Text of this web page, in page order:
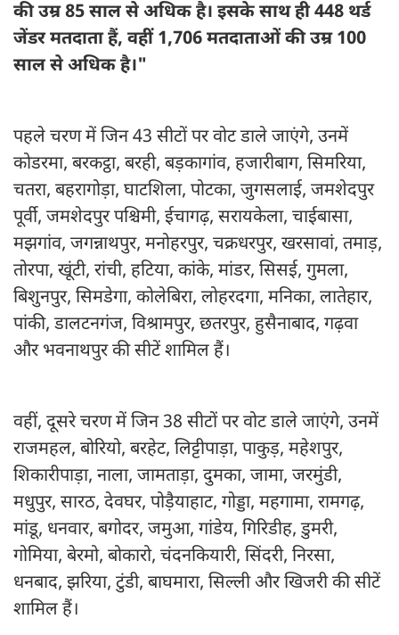
की उम्र 85 साल से अधिक है। इसके साथ ही 448 थर्ड
जेंडर मतदाता हैं, वहीं 1,706 मतदाताओं की उम्र 100
साल से अधिक है।"
पहले चरण में जिन 43 सीटों पर वोट डाले जाएंगे, उनमें
कोडरमा, बरकट्ठा, बरही, बड़कागांव, हजारीबाग, सिमरिया,
चतरा, बहरागोड़ा, घाटशिला, पोटका, जुगसलाई, जमशेदपुर
पूर्वी, जमशेदपुर पश्चिमी, ईचागढ़, सरायकेला, चाईबासा,
मझगांव, जगन्नाथपुर, मनोहरपुर, चक्रधरपुर, खरसावां, तमाड़,
तोरपा, खूंटी, रांची, हटिया, कांके, मांडर, सिसई, गुमला,
बिशुनपुर, सिमडेगा, कोलेबिरा, लोहरदगा, मनिका, लातेहार,
पांकी, डालटनगंज, विश्रामपुर, छतरपुर, हुसैनाबाद, गढ़वा
और भवनाथपुर की सीटें शामिल हैं।
वहीं, दूसरे चरण में जिन 38 सीटों पर वोट डाले जाएंगे, उनमें
राजमहल, बोरियो, बरहेट, लिट्टीपाड़ा, पाकुड़, महेशपुर,
शिकारीपाड़ा, नाला, जामताड़ा, दुमका, जामा, जरमुंडी,
मधुपुर, सारठ, देवघर, पोड़ैयाहाट, गोड्डा, महगामा, रामगढ़,
मांडू, धनवार, बगोदर, जमुआ, गांडेय, गिरिडीह, डुमरी,
गोमिया, बेरमो, बोकारो, चंदनकियारी, सिंदरी, निरसा,
धनबाद, झरिया, टुंडी, बाघमारा, सिल्ली और खिजरी की सीटें
शामिल हैं।